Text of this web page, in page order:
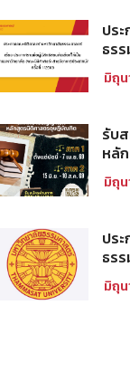
ปร
ธร
คัด
นิติ
มิถุ
รับ
หลั
มห
ที่ 2
มิถุ
ปร
ธร
เพื่
ท่า
มิถุ